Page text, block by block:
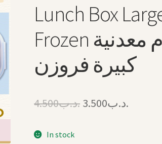
Lunch Box
Frozen علبة طعام معدنية
كبيرة فروزن
.د.ب4.500
Original
.د.ب3.500
In stock